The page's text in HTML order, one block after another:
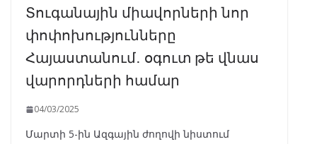
Տուգանային միավորների նոր
փոփոխությունները
Հայաստանում․ օգուտ թե վնաս
վարորդների համար
04/03/2025
Մարտի 5-ին Ազգային ժողովի նիստում